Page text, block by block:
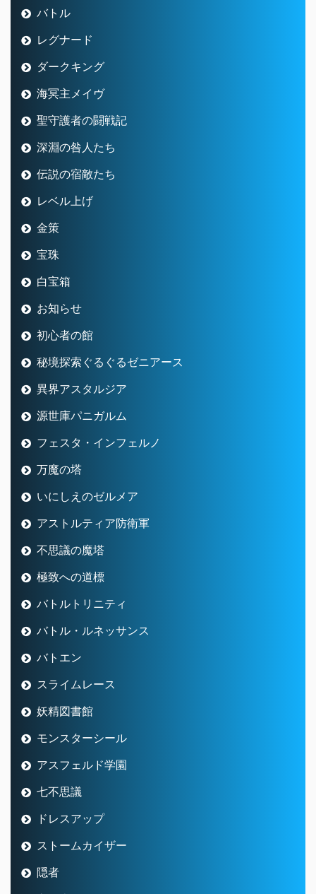
バトル
レグナード
ダークキング
海冥主メイヴ
聖守護者の闘戦記
深淵の咎人たち
伝説の宿敵たち
レベル上げ
金策
宝珠
白宝箱
お知らせ
初心者の館
秘境探索ぐるぐるゼニアース
異界アスタルジア
源世庫パニガルム
フェスタ・インフェルノ
万魔の塔
いにしえのゼルメア
アストルティア防衛軍
不思議の魔塔
極致への道標
バトルトリニティ
バトル・ルネッサンス
バトエン
スライムレース
妖精図書館
モンスターシール
アスフェルド学園
七不思議
ドレスアップ
ストームカイザー
隠者